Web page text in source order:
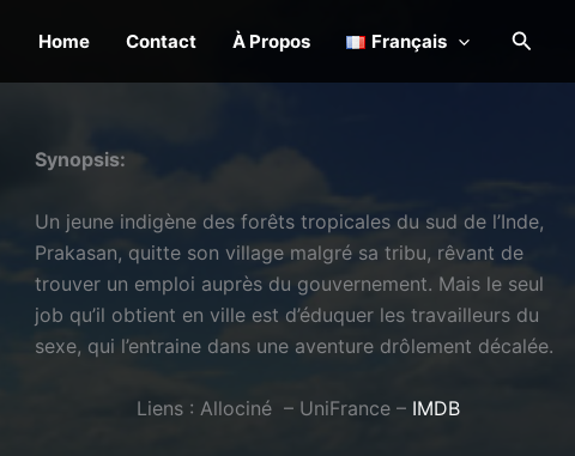
Home Contact À Propos Français
Synopsis:
Un jeune indigène des forêts tropicales du sud de l’Inde,
Prakasan, quitte son village malgré sa tribu, rêvant de
trouver un emploi auprès du gouvernement. Mais le seul
job qu’il obtient en ville est d’éduquer les travailleurs du
sexe, qui l’entraine dans une aventure drôlement décalée.
Liens : Allociné – UniFrance – IMDB